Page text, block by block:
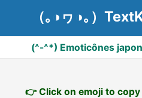
（｡◑ヮ◑｡）
(^-^*) Emoticônes
👉 Click on emoji to copy